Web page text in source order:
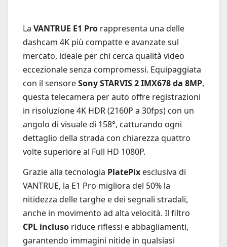
La VANTRUE E1 Pro rappresenta una delle
dashcam 4K più compatte e avanzate sul
mercato, ideale per chi cerca qualità video
eccezionale senza compromessi. Equipaggiata
con il sensoreSony STARVIS 2 IMX678 da 8MP,
questa telecamera per auto offre registrazioni
in risoluzione 4K HDR (2160P a 30fps) con un
angolo di visuale di 158°, catturando ogni
dettaglio della strada con chiarezza quattro
volte superiore al Full HD 1080P.
Grazie alla tecnologia PlatePix esclusiva di
VANTRUE, la E1 Pro migliora del 50% la
nitidezza delle targhe e dei segnali stradali,
anche in movimento ad alta velocità. Il filtro
CPL incluso riduce riflessi e abbagliamenti,
garantendo immagini nitide in qualsiasi